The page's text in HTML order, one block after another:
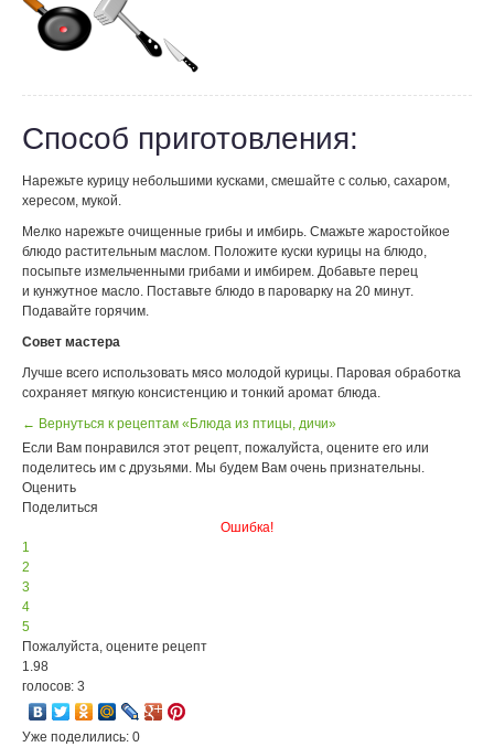
Способ приготовления:
Нарежьте курицу небольшими кусками, смешайте с солью, сахаром,
хересом, мукой.
Мелко нарежьте очищенные грибы и имбирь. Смажьте жаростойкое
блюдо растительным маслом. Положите куски курицы на блюдо,
посыпьте измельченными грибами и имбирем. Добавьте перец
и кунжутное масло. Поставьте блюдо в пароварку на 20 минут.
Подавайте горячим.
Совет мастера
Лучше всего использовать мясо молодой курицы. Паровая обработка
сохраняет мягкую консистенцию и тонкий аромат блюда.
← Вернуться к рецептам «Блюда из птицы, дичи»
Если Вам понравился этот рецепт, пожалуйста, оцените его или
поделитесь им с друзьями. Мы будем Вам очень признательны.
Оценить
Поделиться
Ошибка!
1
2
3
4
5
Пожалуйста, оцените рецепт
1.98
голосов: 3
Уже поделились: 0